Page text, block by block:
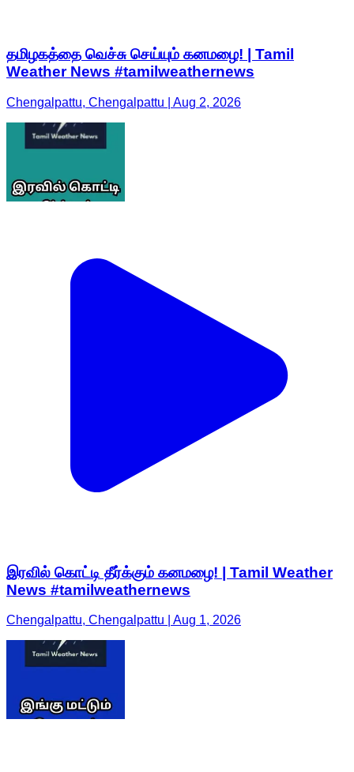
தமிழகத்தை வெச்சு செய்யும் கனமழை! | Tamil
Weather News #tamilweathernews
Chengalpattu, Chengalpattu | Aug 2, 2026
இரவில் கொட்டி தீர்க்கும் கனமழை! | Tamil Weather
News #tamilweathernews
Chengalpattu, Chengalpattu | Aug 1, 2026